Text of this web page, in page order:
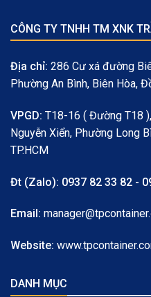
CÔNG TY TNHH TM XNK
Địa chỉ: 286 Cư xá đường
Phường An Bình, Biên Hòa,
VPGD: T18-16 ( Đường T18
Nguyễn Xiển, Phường Long
TP.HCM
Đt (Zalo): 0937 82 33 82 -
Email:
Website:
DANH MỤC